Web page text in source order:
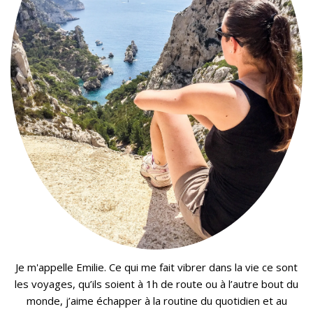
Je m'appelle Emilie. Ce qui me fait vibrer dans la vie ce sont
les voyages, qu’ils soient à 1h de route ou à l’autre bout du
monde, j’aime échapper à la routine du quotidien et au